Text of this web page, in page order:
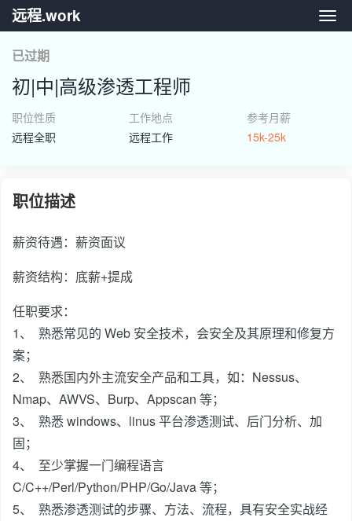
远
远程.work
已过期
初|中|高级渗透工程师
职位性质
远程全职
工作地点
远程工作
参考月薪
15k-25k
职位描述
薪资待遇：薪资面议
薪资结构：底薪+提成
任职要求：
1、 熟悉常见的 Web 安全技术，会安全及其原理和修复方
案；
2、 熟悉国内外主流安全产品和工具，如：Nessus、
Nmap、AWVS、Burp、Appscan 等；
3、 熟悉 windows、linus 平台渗透测试、后门分析、加
固；
4、 至少掌握一门编程语言
C/C++/Perl/Python/PHP/Go/Java 等；
5、 熟悉渗透测试的步骤、方法、流程，具有安全实战经